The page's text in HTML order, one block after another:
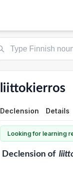
liittokierros
Declension Details
Looking for learning
Declensionof